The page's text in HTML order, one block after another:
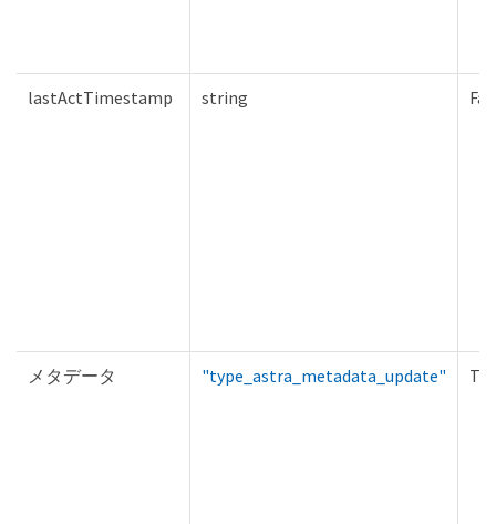
lastActTimestamp string
メタデータ "type_astra_metadata_update"